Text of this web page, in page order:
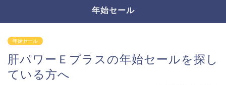
年始セール
年始セール
肝パワーＥプラスの年始セールを探し
ている方へ